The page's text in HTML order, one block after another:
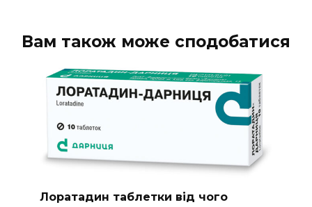
Вам також може сподобатися
Лоратадин таблетки від чого